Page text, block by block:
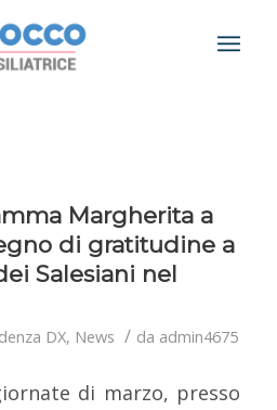
Margherita a
di gratitudine a
Salesiani nel
DX, News / da admin4675
di marzo, presso